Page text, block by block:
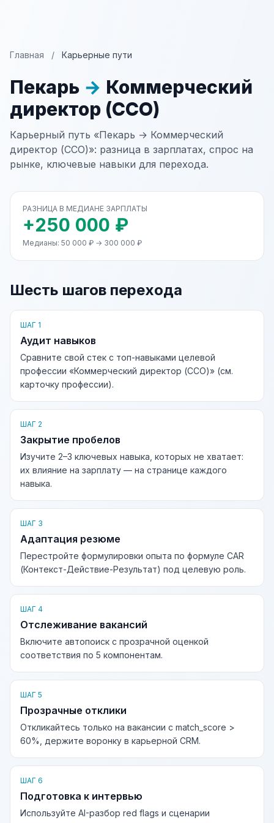
Главная / Карьерные пути
Пекарь → Коммерческий
директор (CCO)
Карьерный путь «Пекарь → Коммерческий
директор (CCO)»: разница в зарплатах, спрос на
рынке, ключевые навыки для перехода.
РАЗНИЦА В МЕДИАНЕ ЗАРПЛАТЫ
+250 000 ₽
Медианы: 50 000 ₽ → 300 000 ₽
Шесть шагов перехода
ШАГ 1
Аудит навыков
Сравните свой стек с топ-навыками целевой
профессии «Коммерческий директор (CCO)» (см.
карточку профессии).
ШАГ 2
Закрытие пробелов
Изучите 2–3 ключевых навыка, которых не хватает:
их влияние на зарплату — на странице каждого
навыка.
ШАГ 3
Адаптация резюме
Перестройте формулировки опыта по формуле CAR
(Контекст-Действие-Результат) под целевую роль.
ШАГ 4
Отслеживание вакансий
Включите автопоиск с прозрачной оценкой
соответствия по 5 компонентам.
ШАГ 5
Прозрачные отклики
Откликайтесь только на вакансии с match_score >
60%, держите воронку в карьерной CRM.
ШАГ 6
Подготовка к интервью
Используйте AI-разбор red flags и сценарии